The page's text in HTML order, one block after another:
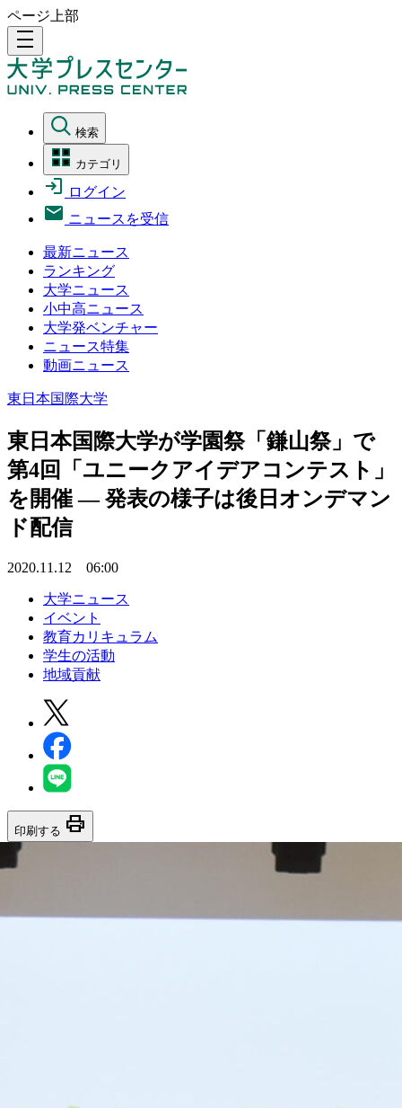
ページ上部
density_medium
検索
カテゴリ
ログイン
ニュースを受信
最新ニュース
ランキング
大学ニュース
小中高ニュース
大学発ベンチャー
ニュース特集
動画ニュース
東日本国際大学
東日本国際大学が学園祭「鎌山祭」で
第4回「ユニークアイデアコンテスト」
を開催 — 発表の様子は後日オンデマン
ド配信
2020.11.12 06:00
大学ニュース
イベント
教育カリキュラム
学生の活動
地域貢献
印刷する print